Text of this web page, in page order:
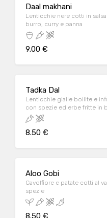
Daal makhani
Lenticchie nere cotti in
burro, curry e panna
9.00 €
Tadka Dal
Lenticchie gialle bollite e
con spezie ed erbe fritte in
8.50 €
Aloo Gobi
Cavolfiore e patate cotti al
spezie
8.50 €